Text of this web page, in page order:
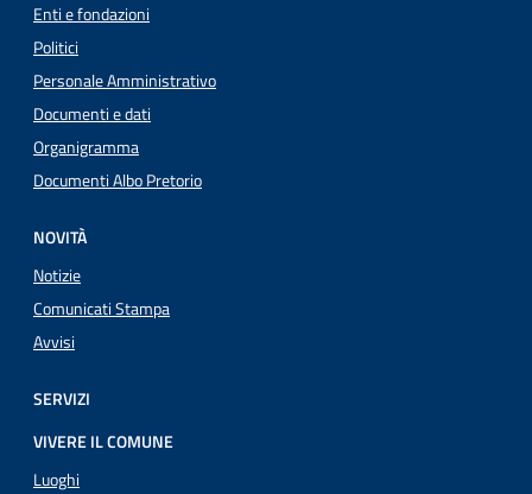
Enti e fondazioni
Politici
Personale Amministrativo
Documenti e dati
Organigramma
Documenti Albo Pretorio
NOVITÀ
Notizie
Comunicati Stampa
Avvisi
SERVIZI
VIVERE IL COMUNE
Luoghi